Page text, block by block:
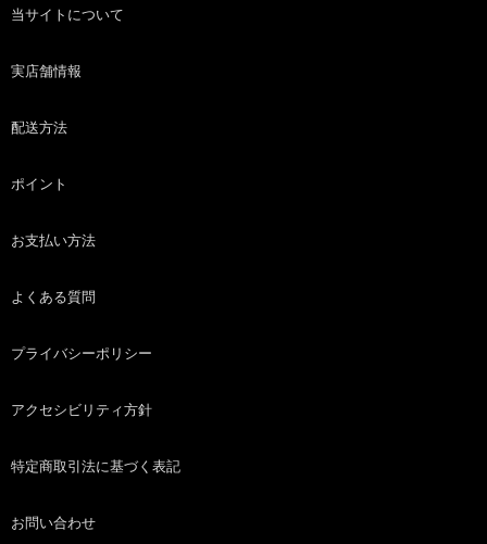
当サイトについて
実店舗情報
配送方法
ポイント
お支払い方法
よくある質問
プライバシーポリシー
アクセシビリティ方針
特定商取引法に基づく表記
お問い合わせ